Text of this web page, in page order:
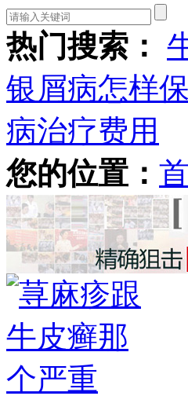
热门搜索：
银屑病怎样保
病治疗费用
您的位置：